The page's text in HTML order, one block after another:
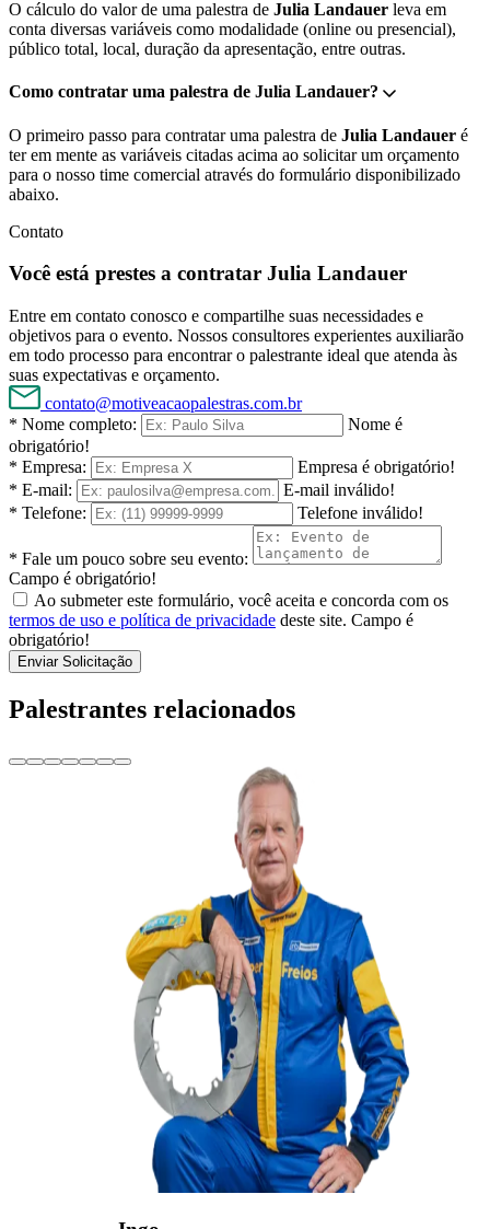
O cálculo do valor de uma palestra de Julia Landauer leva em
conta diversas variáveis como modalidade (online ou presencial),
público total, local, duração da apresentação, entre outras.
Como contratar uma palestra de Julia Landauer?
O primeiro passo para contratar uma palestra de Julia Landauer é
ter em mente as variáveis citadas acima ao solicitar um orçamento
para o nosso time comercial através do formulário disponibilizado
abaixo.
Contato
Você está prestes a contratar Julia Landauer
Entre em contato conosco e compartilhe suas necessidades e
objetivos para o evento. Nossos consultores experientes auxiliarão
em todo processo para encontrar o palestrante ideal que atenda às
suas expectativas e orçamento.
contato@motiveacaopalestras.com.br
* Nome completo:
Nome é
obrigatório!
* Empresa:
Empresa é obrigatório!
* E-mail:
E-mail inválido!
* Telefone:
Telefone inválido!
* Fale um pouco sobre seu evento:
Campo é obrigatório!
Ao submeter este formulário, você aceita e concorda com os
termos de uso e política de privacidade deste site. Campo é
obrigatório!
Enviar Solicitação
Palestrantes relacionados